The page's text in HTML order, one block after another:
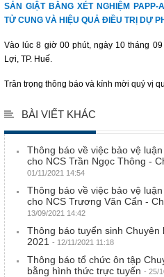
SẢN GIẬT BẰNG XÉT NGHIỆM PAPP-
TỬ CUNG VÀ HIỆU QUẢ ĐIỀU TRỊ DỰ
Vào lúc 8 giờ 00 phút, ngày 10 tháng
Lợi, TP. Huế.
Trân trọng thông báo và kính mời quý vị
BÀI VIẾT KHÁC
Thông báo về việc bảo vệ
cho NCS Trần Ngọc Thông -
01/11/2021 14:54
Thông báo về việc bảo vệ
cho NCS Trương Văn Cẩn -
13/09/2021 14:42
Thông báo tuyển sinh
2021 - 12/11/2021 11:18
Thông báo tổ chức ôn tập
bằng hình thức trực tuyến - 25/